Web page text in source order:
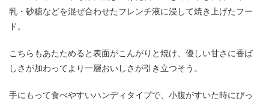
乳・砂糖などを混ぜ合わせたフレンチ液に浸して焼き上げたフー
ド。
こちらもあたためると表面がこんがりと焼け、優しい甘さに香ば
しさが加わってより一層おいしさが引き立つそう。
手にもって食べやすいハンディタイプで、小腹がすいた時にぴっ